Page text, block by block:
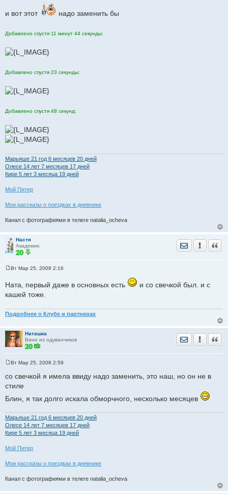
и вот этот надо заменить бы
Добавлено спустя 11 минут 44 секунды:
Добавлено спустя 23 секунды:
Добавлено спустя 48 секунд:
Марьяше 21 год 6 месяцев 20 дней
Олесе 14 лет 7 месяцев 17 дней
Кире 5 лет 3 месяца 19 дней
Мой Питер
Мои рассказы о поездках в дневнике
Канал с фотографиями в телеге natalia_ocheva
Настя
Академик
Отправить
о
щ
н
и
Вт Мар 25, 2008 2:16
Ната, первый даже в основных есть
и со свечкой был. и с
кашей тоже.
Подробнее о Клубе и партнерах
Наташка
Вино из одуванчиков
Отправить
о
б
е
е
Вт Мар 25, 2008 2:59
со свечкой я имела ввиду надо заменить, это наш, но он не в
стиле
Блин, я так долго искала обморчного, несколько месяцев
Марьяше 21 год 6 месяцев 20 дней
Олесе 14 лет 7 месяцев 17 дней
Кире 5 лет 3 месяца 19 дней
Мой Питер
Мои рассказы о поездках в дневнике
Канал с фотографиями в телеге natalia_ocheva